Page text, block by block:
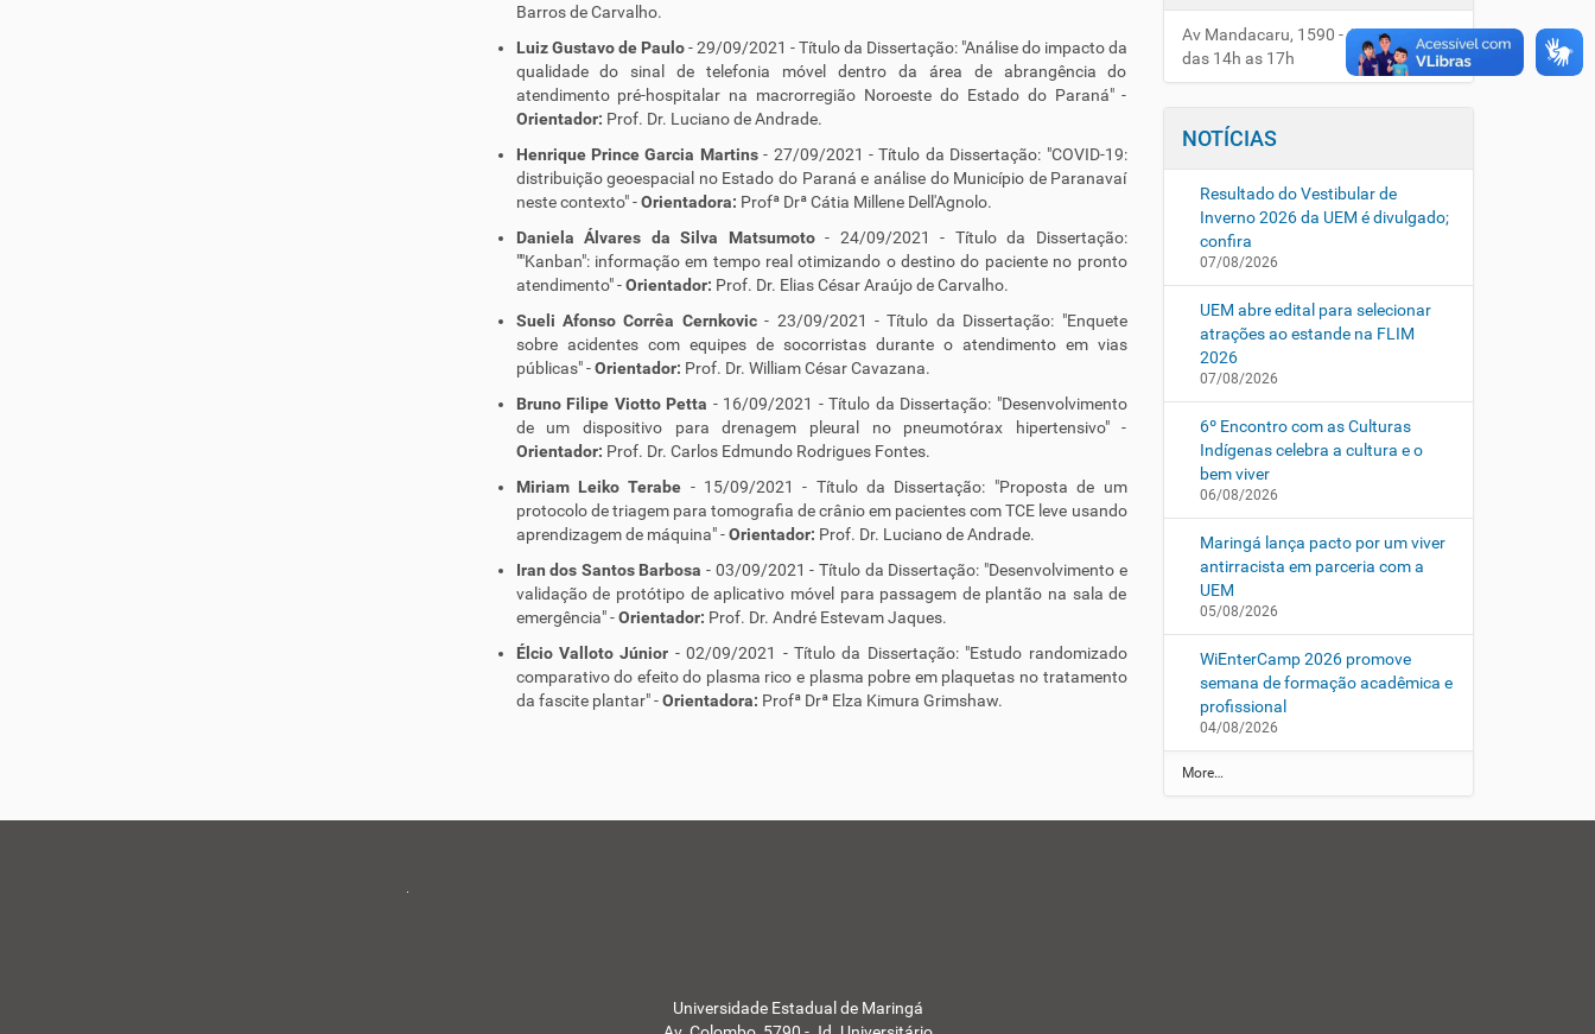
Barros de Carvalho.
Luiz Gustavo de Paulo- 29/09/2021 - Título da Dissertação: "Análise do impacto da
qualidade do sinal de telefonia móvel dentro da área de abrangência do
atendimento pré-hospitalar na macrorregião Noroeste do Estado do Paraná" -
Orientador: Prof. Dr. Luciano de Andrade.
Henrique Prince Garcia Martins- 27/09/2021 - Título da Dissertação: "COVID-19:
distribuição geoespacial no Estado do Paraná e análise do Município de Paranavaí
neste contexto" -Orientadora: Profª Drª Cátia Millene Dell'Agnolo.
Daniela Álvares da Silva Matsumoto - 24/09/2021 - Título da Dissertação:
""Kanban": informação em tempo real otimizando o destino do paciente no pronto
atendimento" -Orientador: Prof. Dr. Elias César Araújo de Carvalho.
Sueli Afonso Corrêa Cernkovic- 23/09/2021 - Título da Dissertação: "Enquete
sobre acidentes com equipes de socorristas durante o atendimento em vias
públicas" -Orientador: Prof. Dr. William César Cavazana.
Bruno Filipe Viotto Petta - 16/09/2021 - Título da Dissertação: "Desenvolvimento
de um dispositivo para drenagem pleural no pneumotórax hipertensivo" -
Orientador: Prof. Dr. Carlos Edmundo Rodrigues Fontes.
Miriam Leiko Terabe - 15/09/2021 - Título da Dissertação: "Proposta de um
protocolo de triagem para tomografia de crânio em pacientes com TCE leve usando
aprendizagem de máquina" -Orientador: Prof. Dr. Luciano de Andrade.
Iran dos Santos Barbosa - 03/09/2021 - Título da Dissertação: "Desenvolvimento e
validação de protótipo de aplicativo móvel para passagem de plantão na sala de
emergência" -Orientador: Prof. Dr. André Estevam Jaques.
Élcio Valloto Júnior - 02/09/2021 - Título da Dissertação: "Estudo randomizado
comparativo do efeito do plasma rico e plasma pobre em plaquetas no tratamento
da fascite plantar" -Orientadora: Profª Drª Elza Kimura Grimshaw.
Av Mandacaru, 1590 - Anexo HUM
das 14h as 17h
NOTÍCIAS
Resultado do Vestibular de
Inverno 2026 da UEM é divulgado;
confira
07/08/2026
UEM abre edital para selecionar
atrações ao estande na FLIM
2026
07/08/2026
6º Encontro com as Culturas
Indígenas celebra a cultura e o
bem viver
06/08/2026
Maringá lança pacto por um viver
antirracista em parceria com a
UEM
05/08/2026
WiEnterCamp 2026 promove
semana de formação acadêmica e
profissional
04/08/2026
N
O
More…
Universidade Estadual de Maringá